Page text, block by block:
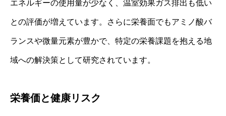
エネルギーの使用量が少なく、温室効果ガス排出も低い
との評価が増えています。さらに栄養面でもアミノ酸バ
ランスや微量元素が豊かで、特定の栄養課題を抱える地
域への解決策として研究されています。
栄養価と健康リスク